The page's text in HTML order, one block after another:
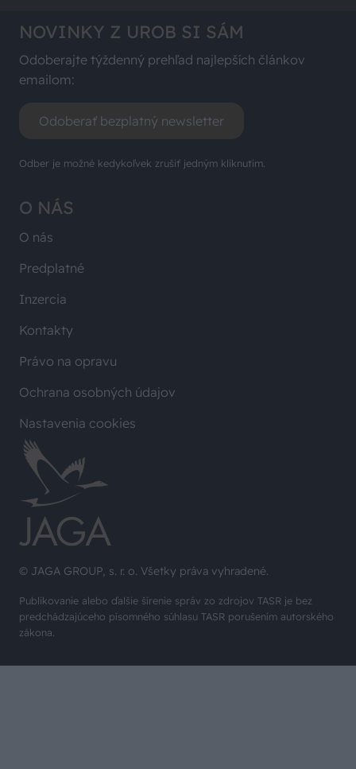
© JAGA GROUP, s. r. o. Všetky práva vyhradené.
Publikovanie alebo ďalšie šírenie správ zo zdrojov TASR je bez
predchádzajúceho písomného súhlasu TASR porušením autorského
zákona.
O NÁS
O nás
Predplatné
Inzercia
Kontakty
Právo na opravu
Ochrana osobných údajov
Nastavenia cookies
NOVINKY Z UROB SI SÁM
Odoberajte týždenný prehľad najlepších článkov
emailom:
Odoberať bezplatný newsletter
Odber je možné kedykoľvek zrušiť jedným kliknutím.